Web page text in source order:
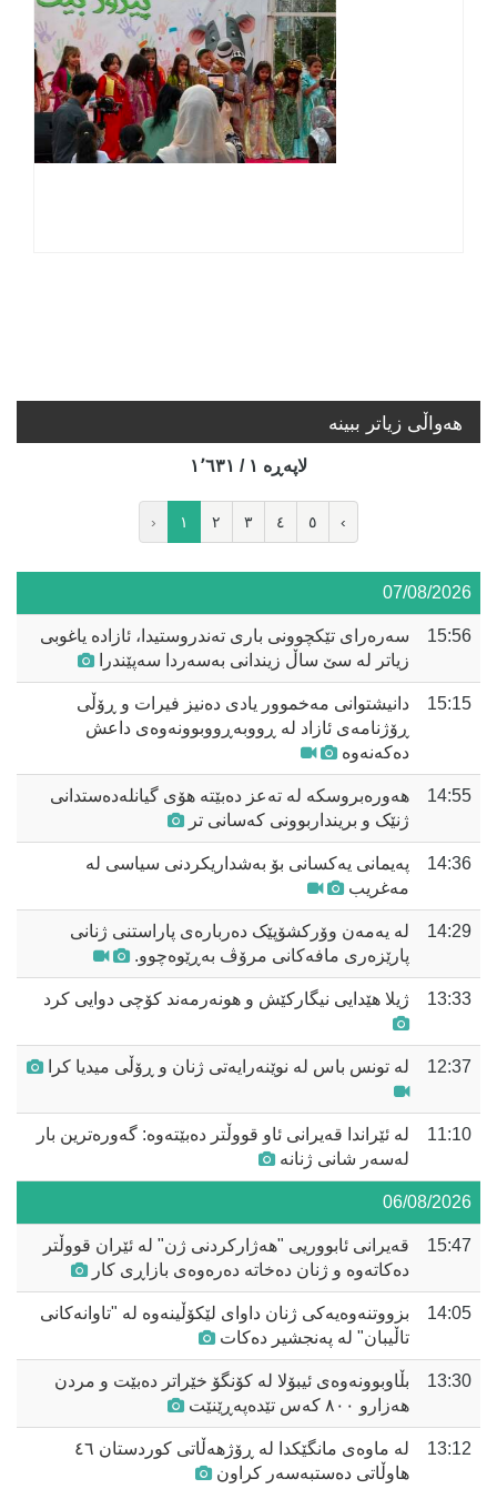
هه‌واڵی زیاتر ببینە
لاپه‌ڕه‌ ١ / ١٬٦٣١
‹ ١ ٢ ٣ ٤ ٥ ›
07/08/2026
15:56
سەرەرای تێکچوونی باری تەندروستیدا، ئازادە یاغوبی
زیاتر لە سێ ساڵ زیندانی بەسەردا سەپێندرا
15:15
دانیشتوانی مەخموور یادی دەنیز فیرات و ڕۆڵی
ڕۆژنامەی ئازاد لە ڕووبەڕووبوونەوەی داعش
دەکەنەوە
14:55
هەورەبروسکە لە تەعز دەبێتە هۆی گیانلەدەستدانی
ژنێک و برینداربوونی کەسانی تر
14:36
پەیمانی یەکسانی بۆ بەشداریکردنی سیاسی لە
مەغریب
14:29
لە یەمەن وۆرکشۆپێک دەربارەی پاراستنی ژنانی
پارێزەری مافەکانی مرۆڤ بەڕێوەچوو.
13:33 ژیلا هێدایی نیگارکێش و هونەرمەند کۆچی دوایی کرد
12:37 لە تونس باس لە نوێنەرایەتی ژنان و ڕۆڵی میدیا کرا
11:10
لە ئێراندا قەیرانی ئاو قووڵتر دەبێتەوە: گەورەترین بار
لەسەر شانی ژنانە
06/08/2026
15:47
قەیرانی ئابووریی "هەژارکردنی ژن" لە ئێران قووڵتر
دەکاتەوە و ژنان دەخاتە دەرەوەی بازاڕی کار
14:05
بزووتنەوەیەکی ژنان داوای لێکۆڵینەوە لە "تاوانەکانی
تاڵیبان" لە پەنجشیر دەکات
13:30
بڵاوبوونەوەی ئیبۆلا لە کۆنگۆ خێراتر دەبێت و مردن
هەزارو ٨٠٠ کەس تێدەپەڕێنێت
13:12
لە ماوەی مانگێکدا لە ڕۆژهەڵاتی کوردستان ٤٦
هاوڵاتی دەستبەسەر کراون